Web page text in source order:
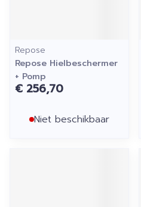
Repose
Repose Hielbeschermer
+ Pomp
€ 256,70
Niet beschikbaar